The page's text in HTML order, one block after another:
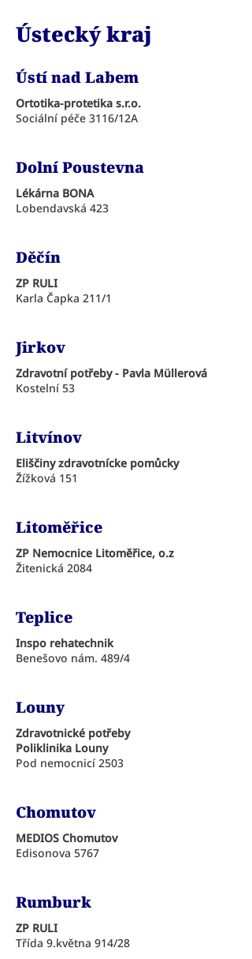
Ústecký kraj
Ústí nad Labem
Ortotika-protetika s.r.o.
Sociální péče 3116/12A
Dolní Poustevna
Lékárna BONA
Lobendavská 423
Děčín
ZP RULI
Karla Čapka 211/1
Jirkov
Zdravotní potřeby - Pavla Müllerová
Kostelní 53
Litvínov
Eliščiny zdravotnícke pomůcky
Žížková 151
Litoměřice
ZP Nemocnice Litoměřice, o.z
Žitenická 2084
Teplice
Inspo rehatechnik
Benešovo nám. 489/4
Louny
Zdravotnické potřeby
Poliklinika Louny
Pod nemocnicí 2503
Chomutov
MEDIOS Chomutov
Edisonova 5767
Rumburk
ZP RULI
Třída 9.května 914/28